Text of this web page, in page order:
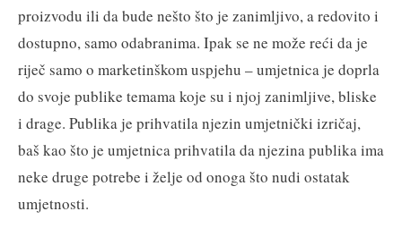
proizvodu ili da bude nešto što je zanimljivo, a redovito i
dostupno, samo odabranima. Ipak se ne može reći da je
riječ samo o marketinškom uspjehu – umjetnica je doprla
do svoje publike temama koje su i njoj zanimljive, bliske
i drage. Publika je prihvatila njezin umjetnički izričaj,
baš kao što je umjetnica prihvatila da njezina publika ima
neke druge potrebe i želje od onoga što nudi ostatak
umjetnosti.